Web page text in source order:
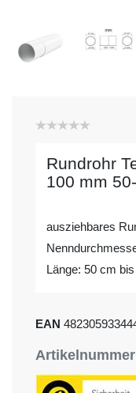
Rundrohr
100 mm
ausziehbares
Länge: 50 cm
EAN
Artikelnummer